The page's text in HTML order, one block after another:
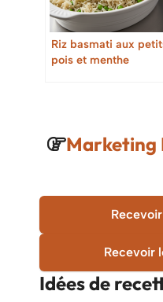
Riz basmati aux
pois et menthe
Marketing
Recevoir
Idées de